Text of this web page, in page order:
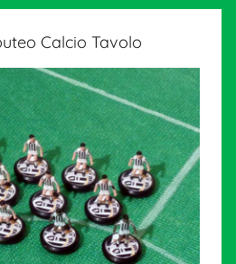
Calcio Tavolo